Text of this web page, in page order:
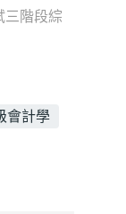
三階段綜
會計學